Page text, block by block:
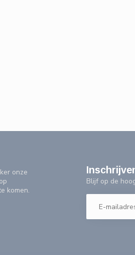
onze
komen.
Blijf op de